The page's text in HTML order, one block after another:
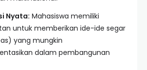
Nyata: Mahasiswa memiliki
untuk memberikan ide-ide segar
yang mungkin
dalam pembangunan